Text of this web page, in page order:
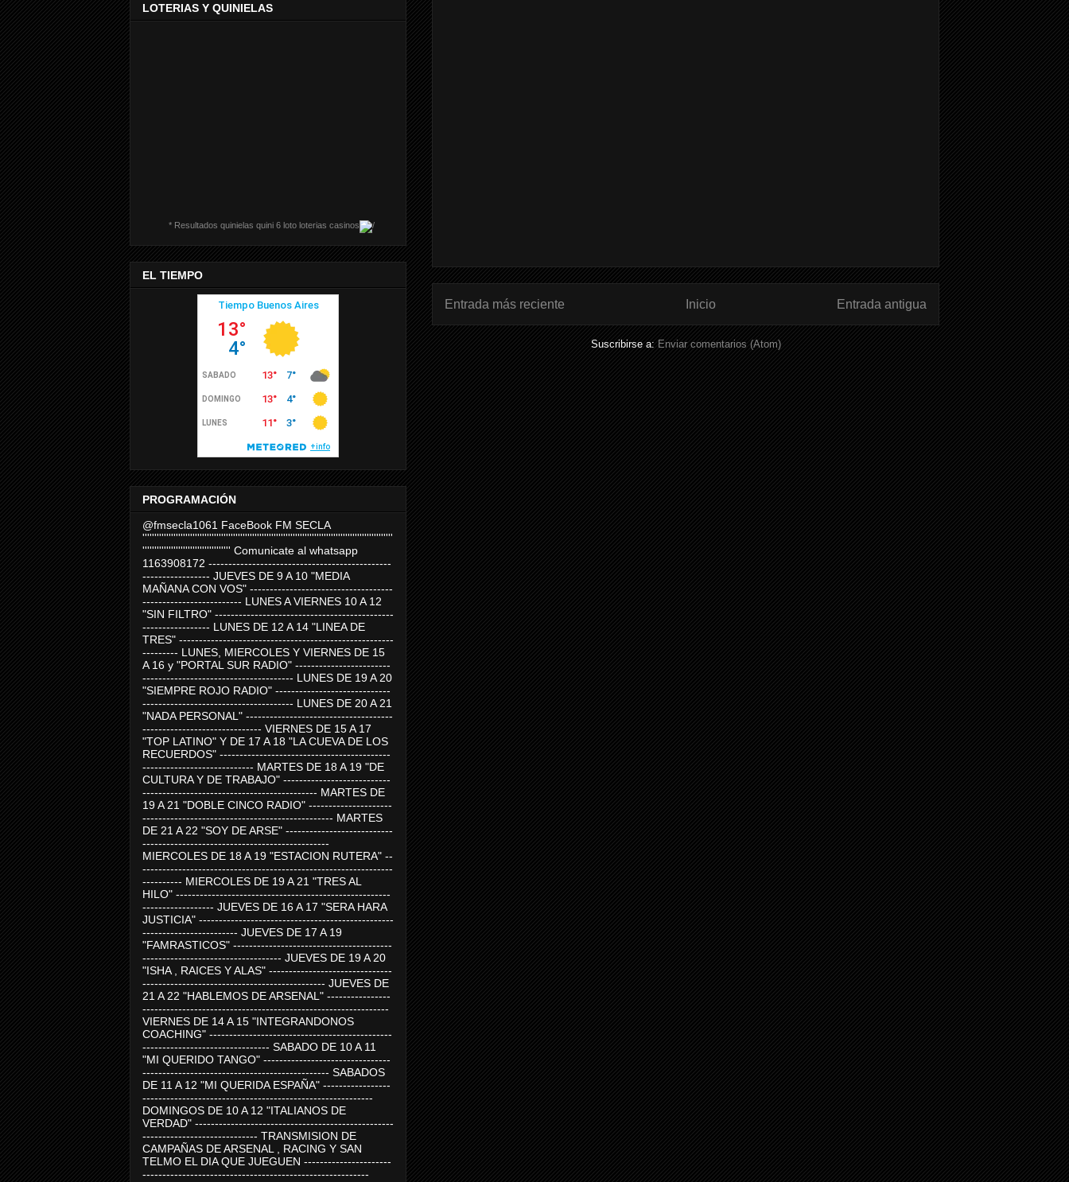
Entrada más reciente Entrada antigua
Inicio
Suscribirse a: Enviar comentarios (Atom)
LOTERIAS Y QUINIELAS
* Resultados quinielas quini 6 loto loterias casinos
EL TIEMPO
PROGRAMACIÓN
@fmsecla1061 FaceBook FM SECLA
'''''''''''''''''''''''''''''''''''''''''''''''''''''''''''''''''''''''''''''''''''''''''''''''''''''''''
''''''''''''''''''''''''''''''''''''' Comunicate al whatsapp
1163908172 ----------------------------------------------
----------------- JUEVES DE 9 A 10 "MEDIA
MAÑANA CON VOS" ------------------------------------
------------------------- LUNES A VIERNES 10 A 12
"SIN FILTRO" ---------------------------------------------
----------------- LUNES DE 12 A 14 "LINEA DE
TRES" ------------------------------------------------------
--------- LUNES, MIERCOLES Y VIERNES DE 15
A 16 y "PORTAL SUR RADIO" ------------------------
-------------------------------------- LUNES DE 19 A 20
"SIEMPRE ROJO RADIO" -----------------------------
-------------------------------------- LUNES DE 20 A 21
"NADA PERSONAL" -------------------------------------
------------------------------ VIERNES DE 15 A 17
"TOP LATINO" Y DE 17 A 18 "LA CUEVA DE LOS
RECUERDOS" -------------------------------------------
---------------------------- MARTES DE 18 A 19 "DE
CULTURA Y DE TRABAJO" ---------------------------
-------------------------------------------- MARTES DE
19 A 21 "DOBLE CINCO RADIO" ---------------------
------------------------------------------------ MARTES
DE 21 A 22 "SOY DE ARSE" ---------------------------
-----------------------------------------------
MIERCOLES DE 18 A 19 "ESTACION RUTERA" --
---------------------------------------------------------------
---------- MIERCOLES DE 19 A 21 "TRES AL
HILO" ------------------------------------------------------
------------------ JUEVES DE 16 A 17 "SERA HARA
JUSTICIA" -------------------------------------------------
------------------------ JUEVES DE 17 A 19
"FAMRASTICOS" ----------------------------------------
----------------------------------- JUEVES DE 19 A 20
"ISHA , RAICES Y ALAS" -------------------------------
---------------------------------------------- JUEVES DE
21 A 22 "HABLEMOS DE ARSENAL" ----------------
--------------------------------------------------------------
VIERNES DE 14 A 15 "INTEGRANDONOS
COACHING" ----------------------------------------------
-------------------------------- SABADO DE 10 A 11
"MI QUERIDO TANGO" --------------------------------
----------------------------------------------- SABADOS
DE 11 A 12 "MI QUERIDA ESPAÑA" -----------------
----------------------------------------------------------
DOMINGOS DE 10 A 12 "ITALIANOS DE
VERDAD" --------------------------------------------------
----------------------------- TRANSMISION DE
CAMPAÑAS DE ARSENAL , RACING Y SAN
TELMO EL DIA QUE JUEGUEN ----------------------
---------------------------------------------------------